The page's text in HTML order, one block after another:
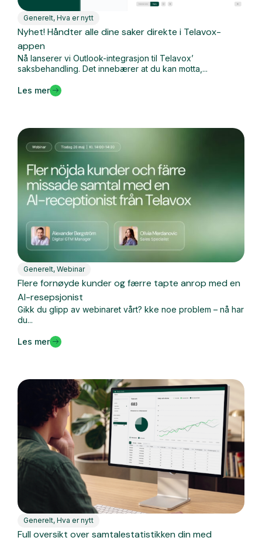
Generelt, Hva er nytt
Nyhet! Håndter alle dine saker direkte i Telavox-
appen
Nå lanserer vi Outlook-integrasjon til Telavox’
saksbehandling. Det innebærer at du kan motta,...
Les mer
Generelt, Webinar
Flere fornøyde kunder og færre tapte anrop med en
AI-resepsjonist
Gikk du glipp av webinaret vårt? kke noe problem – nå har
du...
Les mer
Generelt, Hva er nytt
Full oversikt over samtalestatistikken din med